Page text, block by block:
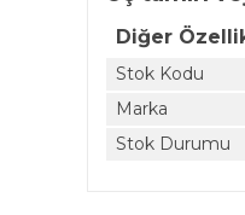
Diğer
Stok Kodu
Marka
Stok Durumu